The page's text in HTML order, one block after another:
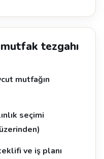
tezgahı
mutfağın
seçimi
ve iş planı